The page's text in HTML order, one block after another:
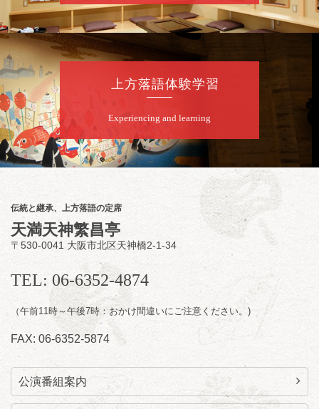
夜
8月10日（月）
桂慶治朗 月例奮闘落語会 八月席
桂慶治朗「鉄砲勇助」「植木屋娘」ほか一席
／桂弥壱「開口一番」
前売2,000円 当日2,500円
お問合せ：慶治朗落語会事務局 090-8126-
2020
★菟道亭配信あり
配信の
購入はこちらをクリック
8月11日（火）
昼席：番組案内
桂九寿玉／桂弥太郎／桂かい枝※／けんたと
ももえ（音曲漫才）※／笑福亭三喬／桂米平
～仲入～桂咲之輔／林家染団治／キタノ大地
（マジック）／笑福亭松枝（※…配信はござ
★菟道亭 配信あり
上方落語体験学習
Experiencing and learning
伝統と継承、上方落語の定席
天満天神繁昌亭
〒530-0041 大阪市北区天神橋2-1-34
TEL: 06-6352-4874
（午前11時～午後7時：おかけ間違いにご注意ください。)
FAX: 06-6352-5874
公演番組案内